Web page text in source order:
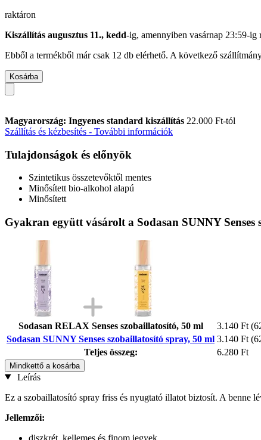
raktáron
Kiszállítás augusztus 11., kedd-ig, amennyiben vasárnap 23:59-ig
Ebből a termékből már csak 12 db elérhető. A következő
Kosárba
Magyarország: Ingyenes standard kiszállítás 22.000 Ft-tól
Szállítás és kézbesítés - További információk
Tulajdonságok és előnyök
Szintetikus összetevőktől mentes
Minősített bio-alkohol alapú
Minősített
Gyakran együtt vásárolt a Sodasan SUNNY
Sodasan RELAX Senses szobaillatosító, 50 ml 3.140 Ft
Sodasan SUNNY Senses szobaillatosító spray, 50 ml 3.140 Ft
Teljes összeg:
6.280 Ft
Mindkettő a kosárba
Leírás
Ez a szobaillatosító spray friss és nyugtató illatot biztosít. A benne
Jellemzői:
diszkrét, kellemes és finom jegyek